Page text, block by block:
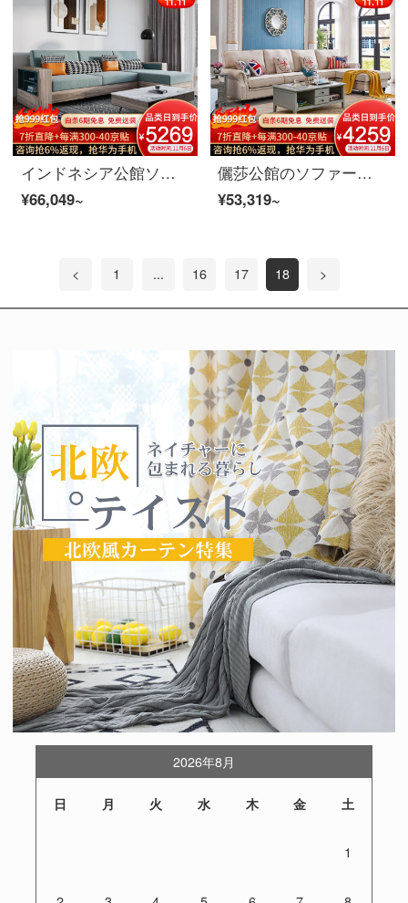
インドネシア公館ソファ北欧ソファ布芸ソファセット現代簡単なリビングルームの小さな部屋型の回転角度ソファ家具2+貴妃(引張付き)ソファ
¥66,049~
儷莎公館のソファーの実木ソファアメリカ式布芸ソファーの簡単なリビングルームは角布芸ソファーセットの家具を分解して洗うことができます。
¥53,319~
< 1 ... 16 17 18 >
2026年8月
日 月 火 水 木 金 土
1